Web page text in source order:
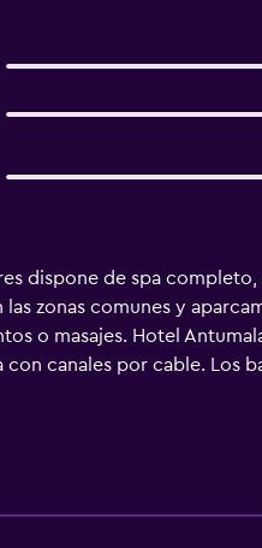
dispone de spa
zonas comunes y
o masajes. Hotel
canales por cable. Los
pueden navegar por
hay piscina cubierta y